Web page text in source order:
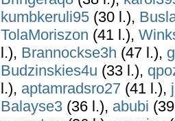
kumbkeruli95 (30 l.),
TolaMoriszon (41 l.),
l.), Brannockse3h (47 l.),
Budzinskies4u (33 l.),
l.), aptamradsro27 (41 l.),
Balayse3 (36 l.), abubi